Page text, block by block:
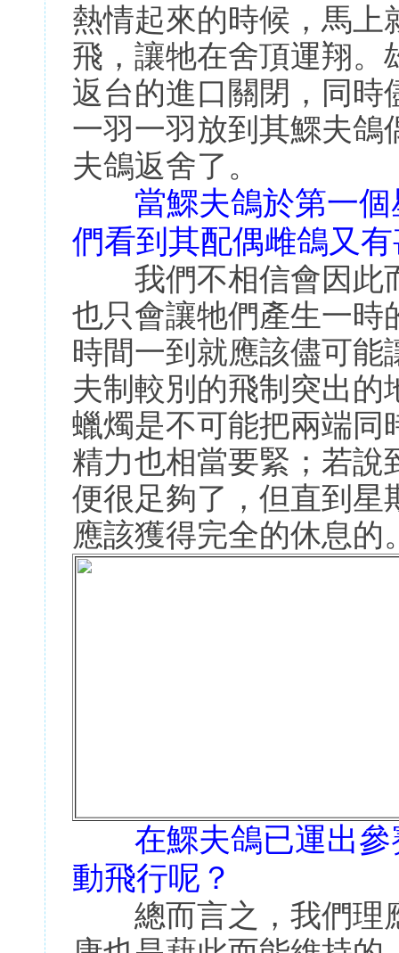
熱情起來的時候，馬上
飛，讓牠在舍頂運翔。
返台的進口關閉，同時
一羽一羽放到其鰥夫鴿
夫鴿返舍了。
當鰥夫鴿於第一
們看到其配偶雌鴿又
我們不相信會因此
也只會讓牠們產生一時
時間一到就應該儘可能
夫制較別的飛制突出的
蠟燭是不可能把兩端同
精力也相當要緊；若說
便很足夠了，但直到星
應該獲得完全的休息的
在鰥夫鴿已運出
動飛行呢？
總而言之，我們理